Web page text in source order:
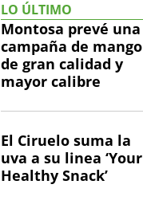
LO ÚLTIMO
Montosa prevé una
campaña de mango
de gran calidad y
mayor calibre
El Ciruelo suma la
uva a su linea ‘Your
Healthy Snack’